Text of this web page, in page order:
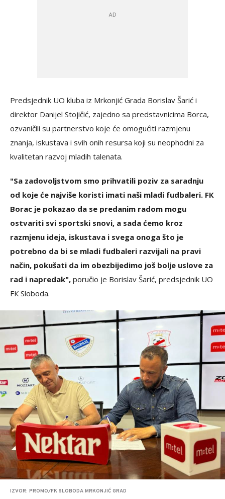
Predsjednik UO kluba iz Mrkonjić Grada Borislav Šarić i
direktor Danijel Stojičić, zajedno sa predstavnicima Borca,
ozvaničili su partnerstvo koje će omogućiti razmjenu
znanja, iskustava i svih onih resursa koji su neophodni za
kvalitetan razvoj mladih talenata.
"Sa zadovoljstvom smo prihvatili poziv za saradnju
od koje će najviše koristi imati naši mladi fudbaleri. FК
Borac je pokazao da se predanim radom mogu
ostvariti svi sportski snovi, a sada ćemo kroz
razmjenu ideja, iskustava i svega onoga što je
potrebno da bi se mladi fudbaleri razvijali na pravi
način, pokušati da im obezbijedimo još bolje uslove za
rad i napredak", poručio je Borislav Šarić, predsjednik UO
FК Sloboda.
IZVOR: PROMO/FK SLOBODA MRKONJIĆ GRAD